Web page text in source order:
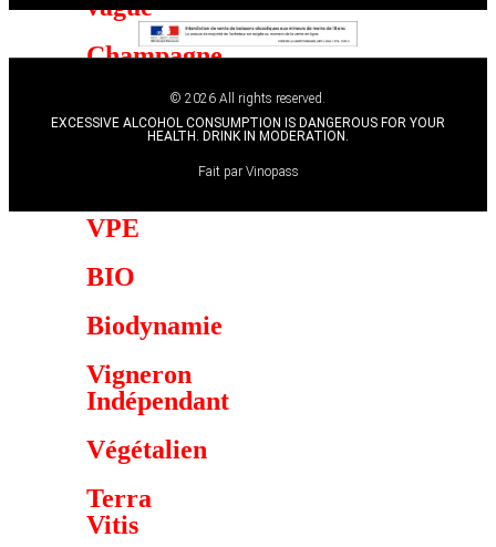
vague
Champagne
vigneron
VPE
BIO
Biodynamie
Vigneron
Indépendant
Végétalien
Terra
Vitis
© 2026 All rights reserved.
EXCESSIVE ALCOHOL CONSUMPTION IS DANGEROUS FOR YOUR
HEALTH. DRINK IN MODERATION.
Fait par Vinopass